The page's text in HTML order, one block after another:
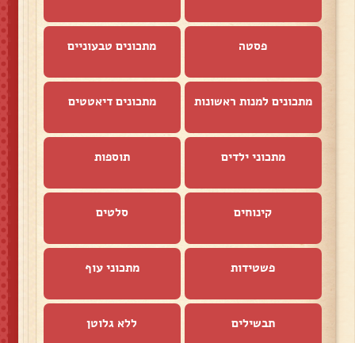
פסטה מתכונים טבעוניים
מתכונים למנות ראשונות מתכונים דיאטטים
מתכוני ילדים תוספות
קינוחים סלטים
פשטידות מתכוני עוף
תבשילים ללא גלוטן